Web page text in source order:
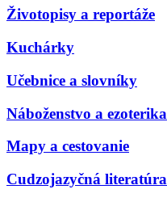
Životopisy a reportáže
Kuchárky
Učebnice a slovníky
Náboženstvo a ezoterika
Mapy a cestovanie
Cudzojazyčná literatúra